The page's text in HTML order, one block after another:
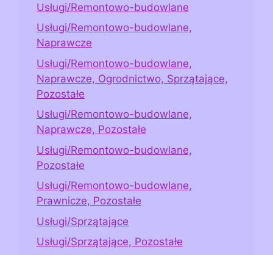
Usługi/Remontowo-budowlane
Usługi/Remontowo-budowlane,
Naprawcze
Usługi/Remontowo-budowlane,
Naprawcze, Ogrodnictwo, Sprzątające,
Pozostałe
Usługi/Remontowo-budowlane,
Naprawcze, Pozostałe
Usługi/Remontowo-budowlane,
Pozostałe
Usługi/Remontowo-budowlane,
Prawnicze, Pozostałe
Usługi/Sprzątające
Usługi/Sprzątające, Pozostałe